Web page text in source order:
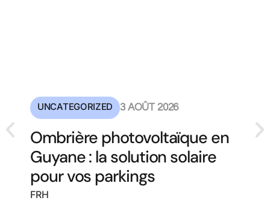
UNCATEGORIZED 3 AOÛT 2026
Ombrière photovoltaïque en
Guyane : la solution solaire
pour vos parkings
FRH